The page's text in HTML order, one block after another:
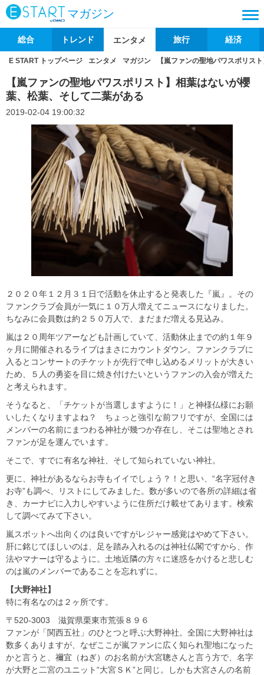
マガジン
総合 トレンド エンタメ 旅行 経済
E START トップページ エンタメ マガジン 【嵐ファンの聖地パワスポリス
【嵐ファンの聖地パワスポリスト】相葉はないが櫻
葉、松葉、そして二葉がある
2019-02-04 19:00:32
２０２０年１２月３１日で活動を休止すると発表した『嵐』。その
ファンクラブ会員が一気に１０万人増えてニュースになりました。
ちなみに会員数は約２５０万人で、まだまだ増える見込み。
嵐は２０周年ツアーなども計画していて、活動休止までの約１年９
ヶ月に開催されるライブはまさにカウントダウン。ファンクラブに
入るとコンサートのチケットが先行で申し込めるメリットが大きい
ため、５人の勇姿を目に焼き付けたいというファンの入会が増えた
と考えられます。
そうなると、「チケットが当選しますように！」と神様仏様にお願
いしたくなりますよね？ ちょっと強引な前フリですが、全国には
メンバーの名前にまつわる神社が幾つか存在し、そこは聖地とされ
ファンが足を運んでいます。
そこで、すでに有名な神社、そして知られていない神社。
更に、神社があるならお寺もイイでしょう？！と思い、“名字冠付き
お寺”も調べ、リストにしてみました。数が多いので各所の詳細は省
き、カーナビに入力しやすいように住所だけ載せてあります。検索
して調べてみて下さい。
嵐スポットへ出向くのは良いですがレジャー感覚はやめて下さい。
肝に銘じてほしいのは、足を踏み入れるのは神社仏閣ですから、作
法やマナーは守るように。土地近隣の方々に迷惑をかけると悲しむ
のは嵐のメンバーであることを忘れずに。
【大野神社】
特に有名なのは２ヶ所です。
〒520-3003 滋賀県栗東市荒張８９６
ファンが「関西五社」のひとつと呼ぶ大野神社。全国に大野神社は
数多くありますが、なぜここが嵐ファンに広く知られ聖地になった
かと言うと、禰宜（ねぎ）のお名前が大宮聰さんと言う方で、名字
が大野と二宮のユニット“大宮ＳＫ”と同じ。しかも大宮さんの名前